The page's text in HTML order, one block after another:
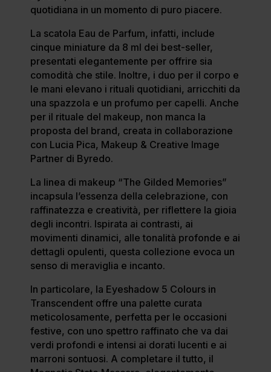
quotidiana in un momento di puro piacere.
La scatola Eau de Parfum, infatti, include
cinque miniature da 8 ml dei best-seller,
presentati elegantemente per offrire sia
comodità che stile. Inoltre, i duo per il corpo e
le mani elevano i rituali quotidiani, arricchiti da
una spazzola e un profumo per capelli. Anche
per il rituale del makeup, non manca la
proposta del brand, creata in collaborazione
con Lucia Pica, Makeup & Creative Image
Partner di Byredo.
La linea di makeup “The Gilded Memories”
incapsula l’essenza della celebrazione, con
raffinatezza e creatività, per riflettere la gioia
degli incontri. Ispirata ai contrasti, ai
movimenti dinamici, alle tonalità profonde e ai
dettagli opulenti, questa collezione evoca un
senso di meraviglia e incanto.
In particolare, la Eyeshadow 5 Colours in
Transcendent offre una palette curata
meticolosamente, perfetta per le occasioni
festive, con uno spettro raffinato che va dai
verdi profondi e intensi ai dorati lucenti e ai
marroni sontuosi. A completare il tutto, il